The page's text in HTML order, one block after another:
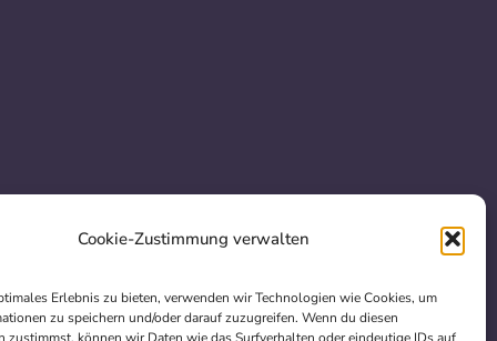
Cookie-Zustimmung verwalten
Erlebnis zu bieten, verwenden wir Technologien wie Cookies, um
zu speichern und/oder darauf zuzugreifen. Wenn du diesen